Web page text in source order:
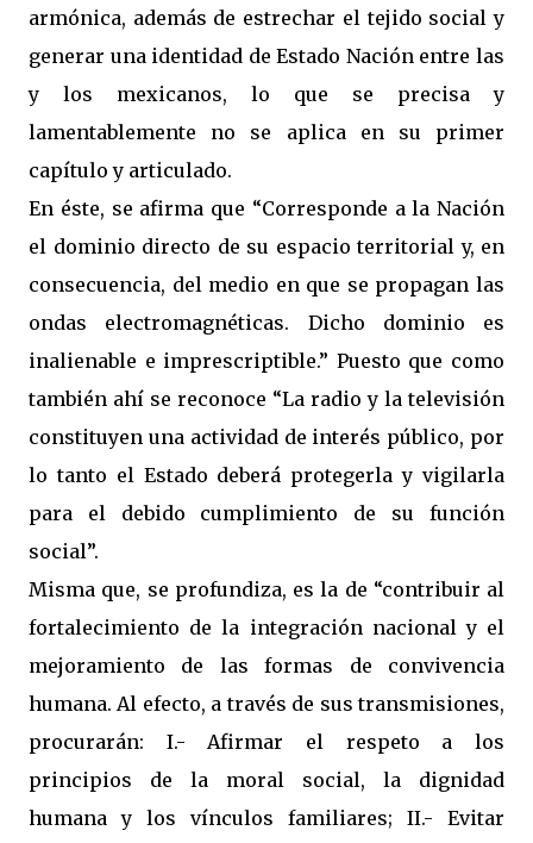
armónica, además de estrechar el tejido social y
generar una identidad de Estado Nación entre las
y los mexicanos, lo que se precisa y
lamentablemente no se aplica en su primer
capítulo y articulado.
En éste, se afirma que “Corresponde a la Nación
el dominio directo de su espacio territorial y, en
consecuencia, del medio en que se propagan las
ondas electromagnéticas. Dicho dominio es
inalienable e imprescriptible.” Puesto que como
también ahí se reconoce “La radio y la televisión
constituyen una actividad de interés público, por
lo tanto el Estado deberá protegerla y vigilarla
para el debido cumplimiento de su función
social”.
Misma que, se profundiza, es la de “contribuir al
fortalecimiento de la integración nacional y el
mejoramiento de las formas de convivencia
humana. Al efecto, a través de sus transmisiones,
procurarán: I.- Afirmar el respeto a los
principios de la moral social, la dignidad
humana y los vínculos familiares; II.- Evitar